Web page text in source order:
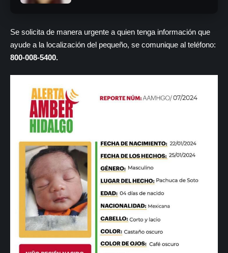
Se solicita de manera urgente a quien tenga información que
ayude a la localización del pequeño, se comunique al teléfono:
800-008-5400.